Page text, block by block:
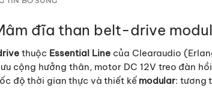
đĩa than belt-drive
thuộc Essential Line của Clearaudio
cộng hưởng thân, motor DC 12V treo đàn
độ thời gian thực và thiết kế modular: tương